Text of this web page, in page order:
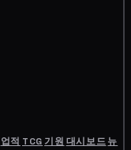
업적 TCG기원 대시보드뉴